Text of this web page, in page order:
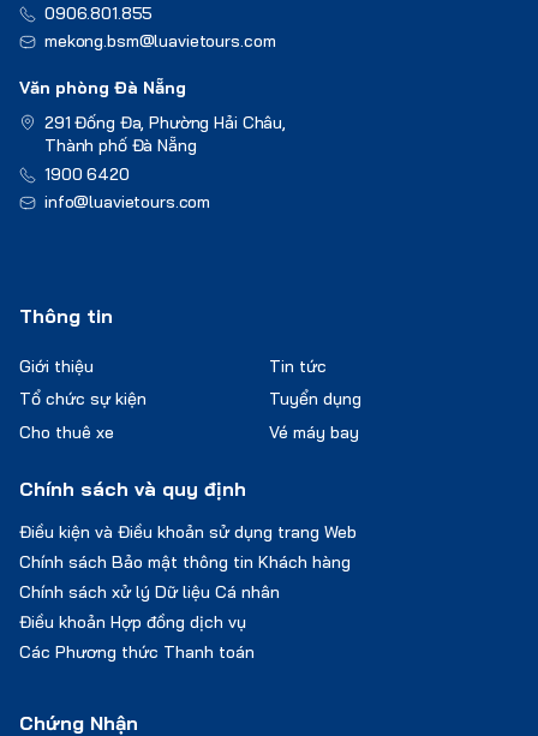
Chứng Nhận
0906.801.855
mekong.bsm@luavietours.com
Văn phòng Đà Nẵng
291 Đống Đa, Phường Hải Châu,
Thành phố Đà Nẵng
1900 6420
info@luavietours.com
Thông tin
Giới thiệu
Tổ chức sự kiện
Cho thuê xe
Vé máy bay
Tin tức
Tuyển dụng
Chính sách và quy định
Điều kiện và Điều khoản sử dụng trang Web
Chính sách Bảo mật thông tin Khách hàng
Chính sách xử lý Dữ liệu Cá nhân
Điều khoản Hợp đồng dịch vụ
Các Phương thức Thanh toán